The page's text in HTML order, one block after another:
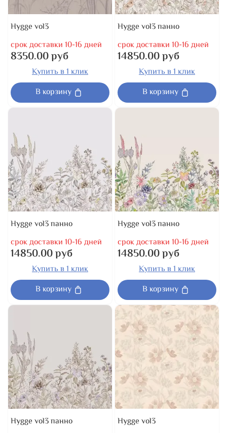
Hygge vol3
срок доставки 10-16 дней
8350.00 руб
Купить в 1 клик
В корзину
Hygge vol3 панно
срок доставки 10-16 дней
14850.00 руб
Купить в 1 клик
В корзину
Hygge vol3 панно
срок доставки 10-16 дней
14850.00 руб
Купить в 1 клик
В корзину
Hygge vol3 панно
срок доставки 10-16 дней
14850.00 руб
Купить в 1 клик
В корзину
Hygge vol3 панно
Hygge vol3